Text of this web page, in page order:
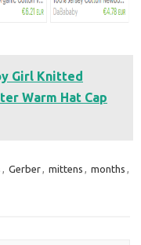
Girl Knitted
Warm Hat Cap
, Gerber, mittens , months ,